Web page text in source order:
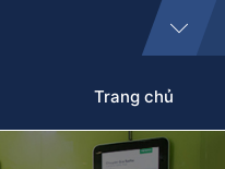
Trang chủ